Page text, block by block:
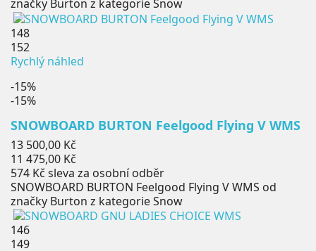
značky Burton z kategorie Snow
148
152
Rychlý náhled
-15%
-15%
SNOWBOARD BURTON Feelgood Flying V WMS
Běžná
cena
13 500,00 Kč
Cena
11 475,00 Kč
574 Kč sleva za osobní odběr
SNOWBOARD BURTON Feelgood Flying V WMS od
značky Burton z kategorie Snow
146
149